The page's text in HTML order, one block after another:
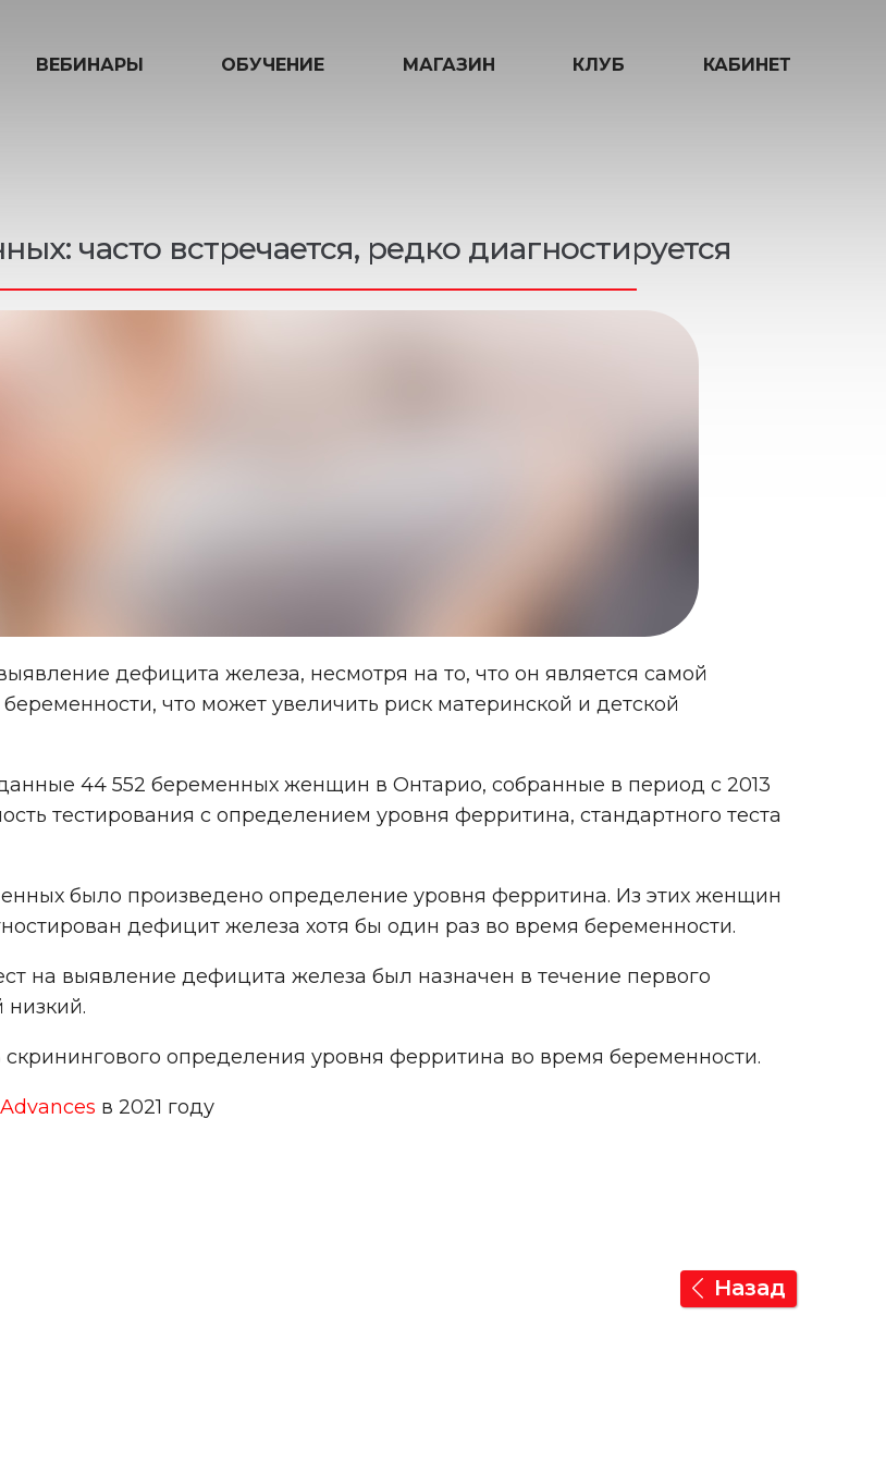
ВЕБИНАРЫ ОБУЧЕНИЕ МАГАЗИН КЛУБ КАБИНЕТ
часто встречается, редко диагностируется
дефицита железа, несмотря на то, что он является самой
что может увеличить риск материнской и детской
44 552 беременных женщин в Онтарио, собранные в период с 2013
тестирования с определением уровня ферритина, стандартного теста
было произведено определение уровня ферритина. Из этих женщин
дефицит железа хотя бы один раз во время беременности.
на выявление дефицита железа был назначен в течение первого
низкий.
определения уровня ферритина во время беременности.
в 2021 году
Назад